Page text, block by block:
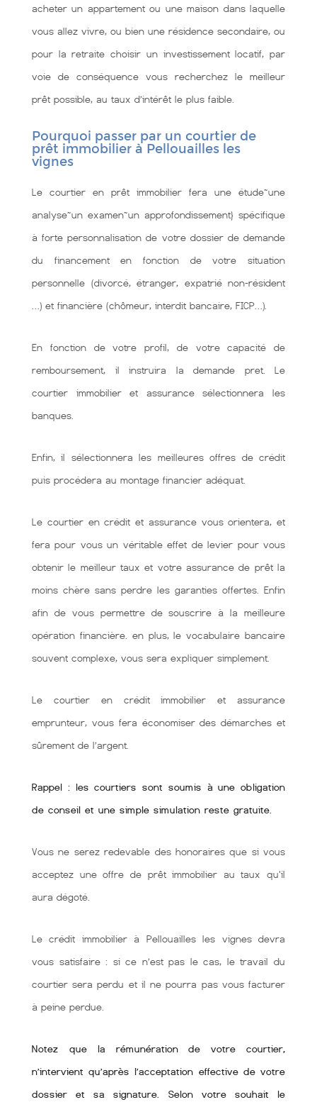
acheter un appartement ou une maison dans laquelle
vous allez vivre, ou bien une résidence secondaire, ou
pour la retraite choisir un investissement locatif, par
voie de conséquence vous recherchez le meilleur
prêt possible, au taux d’intérêt le plus faible.
Pourquoi passer par un courtier de
prêt immobilier à Pellouailles les
vignes
Le courtier en prêt immobilier fera une étude~une
analyse~un examen~un approfondissement} spécifique
à forte personnalisation de votre dossier de demande
du financement en fonction de votre situation
personnelle (divorcé, étranger, expatrié non-résident
…) et financière (chômeur, interdit bancaire, FICP…).
En fonction de votre profil, de votre capacité de
remboursement, il instruira la demande pret. Le
courtier immobilier et assurance sélectionnera les
banques.
Enfin, il sélectionnera les meilleures offres de crédit
puis procédera au montage financier adéquat.
Le courtier en crédit et assurance vous orientera, et
fera pour vous un véritable effet de levier pour vous
obtenir le meilleur taux et votre assurance de prêt la
moins chère sans perdre les garanties offertes. Enfin
afin de vous permettre de souscrire à la meilleure
opération financière. en plus, le vocabulaire bancaire
souvent complexe, vous sera expliquer simplement.
Le courtier en crédit immobilier et assurance
emprunteur, vous fera économiser des démarches et
sûrement de l’argent.
Rappel : les courtiers sont soumis à une obligation
de conseil et une simple simulation reste gratuite.
Vous ne serez redevable des honoraires que si vous
acceptez une offre de prêt immobilier au taux qu'il
aura dégoté.
Le crédit immobilier à Pellouailles les vignes devra
vous satisfaire : si ce n’est pas le cas, le travail du
courtier sera perdu et il ne pourra pas vous facturer
à peine perdue.
Notez que la rémunération de votre courtier,
n’intervient qu’après l’acceptation effective de votre
dossier et sa signature. Selon votre souhait le